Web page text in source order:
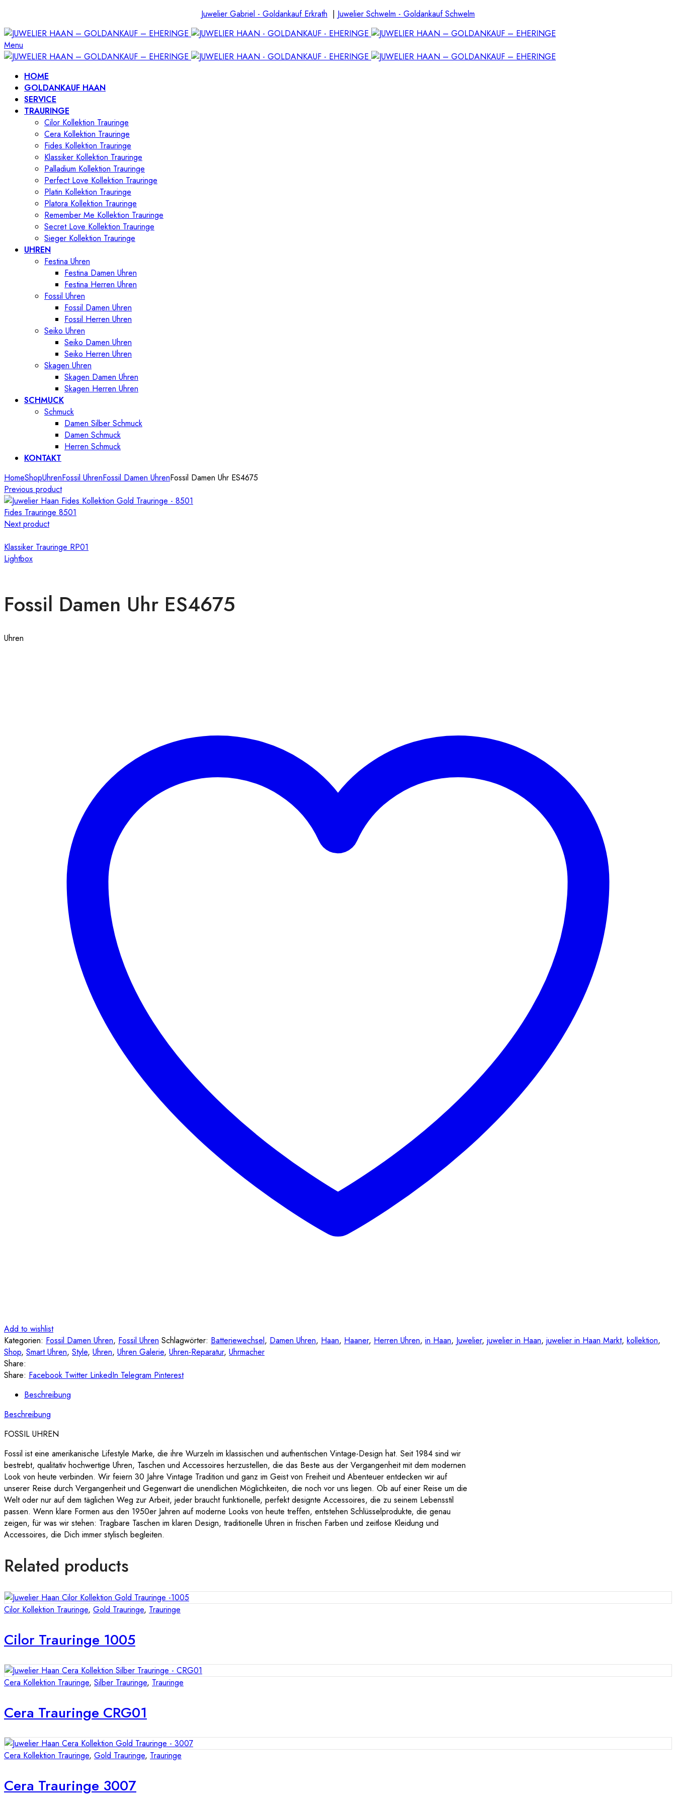
Juwelier Gabriel - Goldankauf Erkrath | Juwelier Schwelm - Goldankauf Schwelm
Menu
HOME
GOLDANKAUF HAAN
SERVICE
TRAURINGE
Cilor Kollektion Trauringe
Cera Kollektion Trauringe
Fides Kollektion Trauringe
Klassiker Kollektion Trauringe
Palladium Kollektion Trauringe
Perfect Love Kollektion Trauringe
Platin Kollektion Trauringe
Platora Kollektion Trauringe
Remember Me Kollektion Trauringe
Secret Love Kollektion Trauringe
Sieger Kollektion Trauringe
UHREN
Festina Uhren
Festina Damen Uhren
Festina Herren Uhren
Fossil Uhren
Fossil Damen Uhren
Fossil Herren Uhren
Seiko Uhren
Seiko Damen Uhren
Seiko Herren Uhren
Skagen Uhren
Skagen Damen Uhren
Skagen Herren Uhren
SCHMUCK
Schmuck
Damen Silber Schmuck
Damen Schmuck
Herren Schmuck
KONTAKT
HomeShopUhrenFossil UhrenFossil Damen UhrenFossil Damen Uhr ES4675
Previous product
Fides Trauringe 8501
Next product
Klassiker Trauringe RP01
Lightbox
Fossil Damen Uhr ES4675
Uhren
Add to wishlist
Kategorien: Fossil Damen Uhren, Fossil Uhren Schlagwörter: Batteriewechsel, Damen Uhren, Haan, Haaner, Herren Uhren, in Haan, Juwelier, juwelier in Haan, juwelier in Haan Markt, kollektion,
Shop, Smart Uhren, Style, Uhren, Uhren Galerie, Uhren-Reparatur, Uhrmacher
Share:
Share: Facebook Twitter LinkedIn Telegram Pinterest
Beschreibung
Beschreibung
FOSSIL UHREN
Fossil ist eine amerikanische Lifestyle Marke, die ihre Wurzeln im klassischen und authentischen Vintage-Design hat. Seit 1984 sind wir
bestrebt, qualitativ hochwertige Uhren, Taschen und Accessoires herzustellen, die das Beste aus der Vergangenheit mit dem modernen
Look von heute verbinden. Wir feiern 30 Jahre Vintage Tradition und ganz im Geist von Freiheit und Abenteuer entdecken wir auf
unserer Reise durch Vergangenheit und Gegenwart die unendlichen Möglichkeiten, die noch vor uns liegen. Ob auf einer Reise um die
Welt oder nur auf dem täglichen Weg zur Arbeit, jeder braucht funktionelle, perfekt designte Accessoires, die zu seinem Lebensstil
passen. Wenn klare Formen aus den 1950er Jahren auf moderne Looks von heute treffen, entstehen Schlüsselprodukte, die genau
zeigen, für was wir stehen: Tragbare Taschen im klaren Design, traditionelle Uhren in frischen Farben und zeitlose Kleidung und
Accessoires, die Dich immer stylisch begleiten.
Related products
Cilor Kollektion Trauringe, Gold Trauringe, Trauringe
Cilor Trauringe 1005
Cera Kollektion Trauringe, Silber Trauringe, Trauringe
Cera Trauringe CRG01
Cera Kollektion Trauringe, Gold Trauringe, Trauringe
Cera Trauringe 3007